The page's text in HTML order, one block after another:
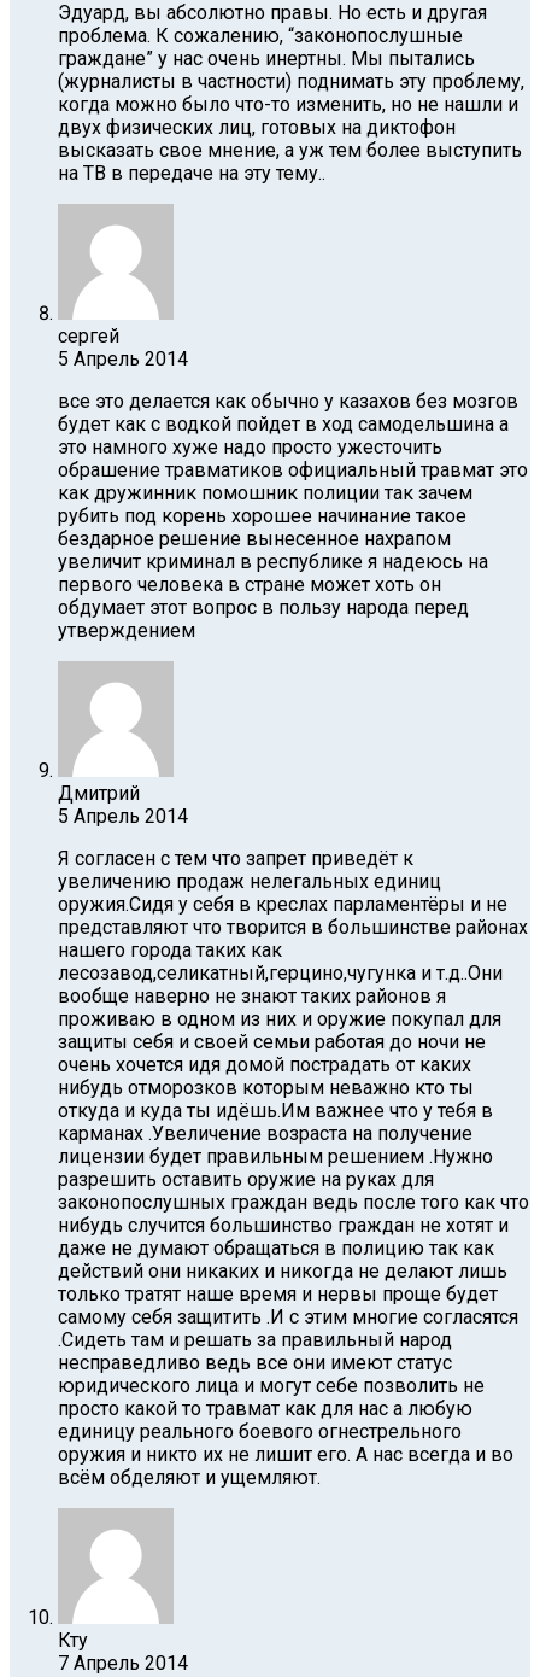
Эдуард, вы абсолютно правы. Но есть и другая
проблема. К сожалению, “законопослушные
граждане” у нас очень инертны. Мы пытались
(журналисты в частности) поднимать эту проблему,
когда можно было что-то изменить, но не нашли и
двух физических лиц, готовых на диктофон
высказать свое мнение, а уж тем более выступить
на ТВ в передаче на эту тему..
сергей
5 Апрель 2014
все это делается как обычно у казахов без мозгов
будет как с водкой пойдет в ход самодельшина а
это намного хуже надо просто ужесточить
обрашение травматиков официальный травмат это
как дружинник помошник полиции так зачем
рубить под корень хорошее начинание такое
бездарное решение вынесенное нахрапом
увеличит криминал в республике я надеюсь на
первого человека в стране может хоть он
обдумает этот вопрос в пользу народа перед
утверждением
Дмитрий
5 Апрель 2014
Я согласен с тем что запрет приведёт к
увеличению продаж нелегальных единиц
оружия.Сидя у себя в креслах парламентёры и не
представляют что творится в большинстве районах
нашего города таких как
лесозавод,селикатный,герцино,чугунка и т.д..Они
вообще наверно не знают таких районов я
проживаю в одном из них и оружие покупал для
защиты себя и своей семьи работая до ночи не
очень хочется идя домой пострадать от каких
нибудь отморозков которым неважно кто ты
откуда и куда ты идёшь.Им важнее что у тебя в
карманах .Увеличение возраста на получение
лицензии будет правильным решением .Нужно
разрешить оставить оружие на руках для
законопослушных граждан ведь после того как что
нибудь случится большинство граждан не хотят и
даже не думают обращаться в полицию так как
действий они никаких и никогда не делают лишь
только тратят наше время и нервы проще будет
самому себя защитить .И с этим многие согласятся
.Cидеть там и решать за правильный народ
несправедливо ведь все они имеют статус
юридического лица и могут себе позволить не
просто какой то травмат как для нас а любую
единицу реального боевого огнестрельного
оружия и никто их не лишит его. А нас всегда и во
всём обделяют и ущемляют.
Кту
7 Апрель 2014